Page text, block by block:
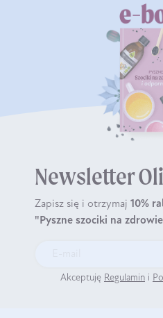
Newsletter
Zapisz się i otrzymaj 10%
"Pyszne szociki na
Akceptuję Regulamin i